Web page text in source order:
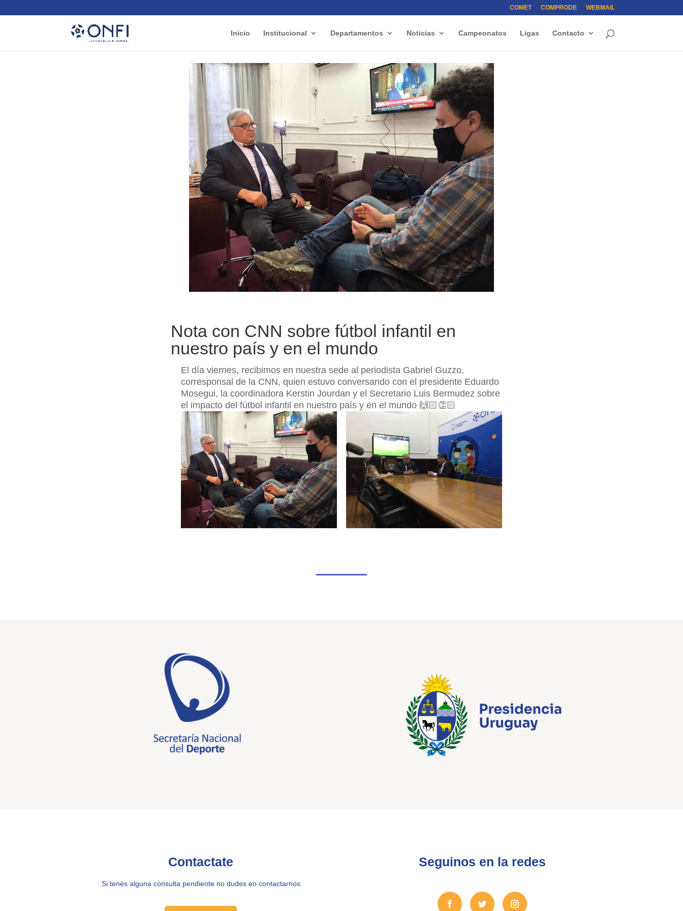
COMET COMPRODE WEBMAIL
Inicio Institucional Departamentos Noticias Campeonatos Ligas Contacto
Nota con CNN sobre fútbol infantil en
nuestro país y en el mundo
El día viernes, recibimos en nuestra sede al periodista Gabriel Guzzo,
corresponsal de la CNN, quien estuvo conversando con el presidente Eduardo
Mosegui, la coordinadora Kerstin Jourdan y el Secretario Luis Bermudez sobre
el impacto del fútbol infantil en nuestro país y en el mundo 🙌🏻👏🏻
Contactate
Si tenés alguna consulta pendiente no dudes en contactarnos
Seguinos en la redes